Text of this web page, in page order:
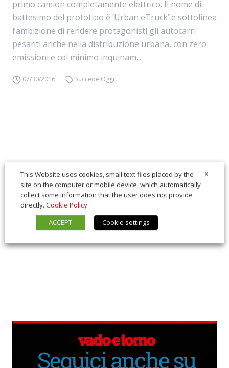
primo camion completamente elettrico. Il nome di
battesimo del prototipo è ‘Urban eTruck’ e sottolinea
l’ambizione di rendere protagonisti gli autocarri
pesanti anche nella distribuzione urbana, con zero
emissioni e col minimo inquinam...
07/30/2016 Succede Oggi
X
This Website uses cookies, small text files placed by the
site on the computer or mobile device, which automatically
collect some information that the user does not provide
directly. Cookie Policy
ACCEPT
Cookie settings